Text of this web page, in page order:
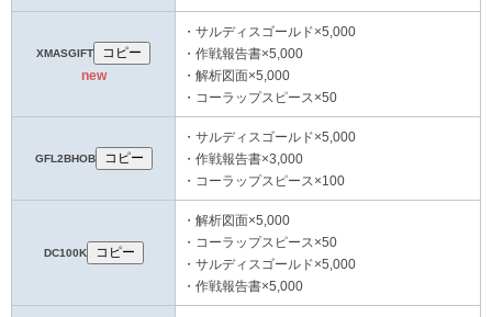
XMASGIFT
コピー
new
・サルディスゴールド×5,000
・作戦報告書×5,000
・解析図面×5,000
・コーラップスピース×50
GFL2BHOB コピー
・サルディスゴールド×5,000
・作戦報告書×3,000
・コーラップスピース×100
DC100K コピー
・解析図面×5,000
・コーラップスピース×50
・サルディスゴールド×5,000
・作戦報告書×5,000